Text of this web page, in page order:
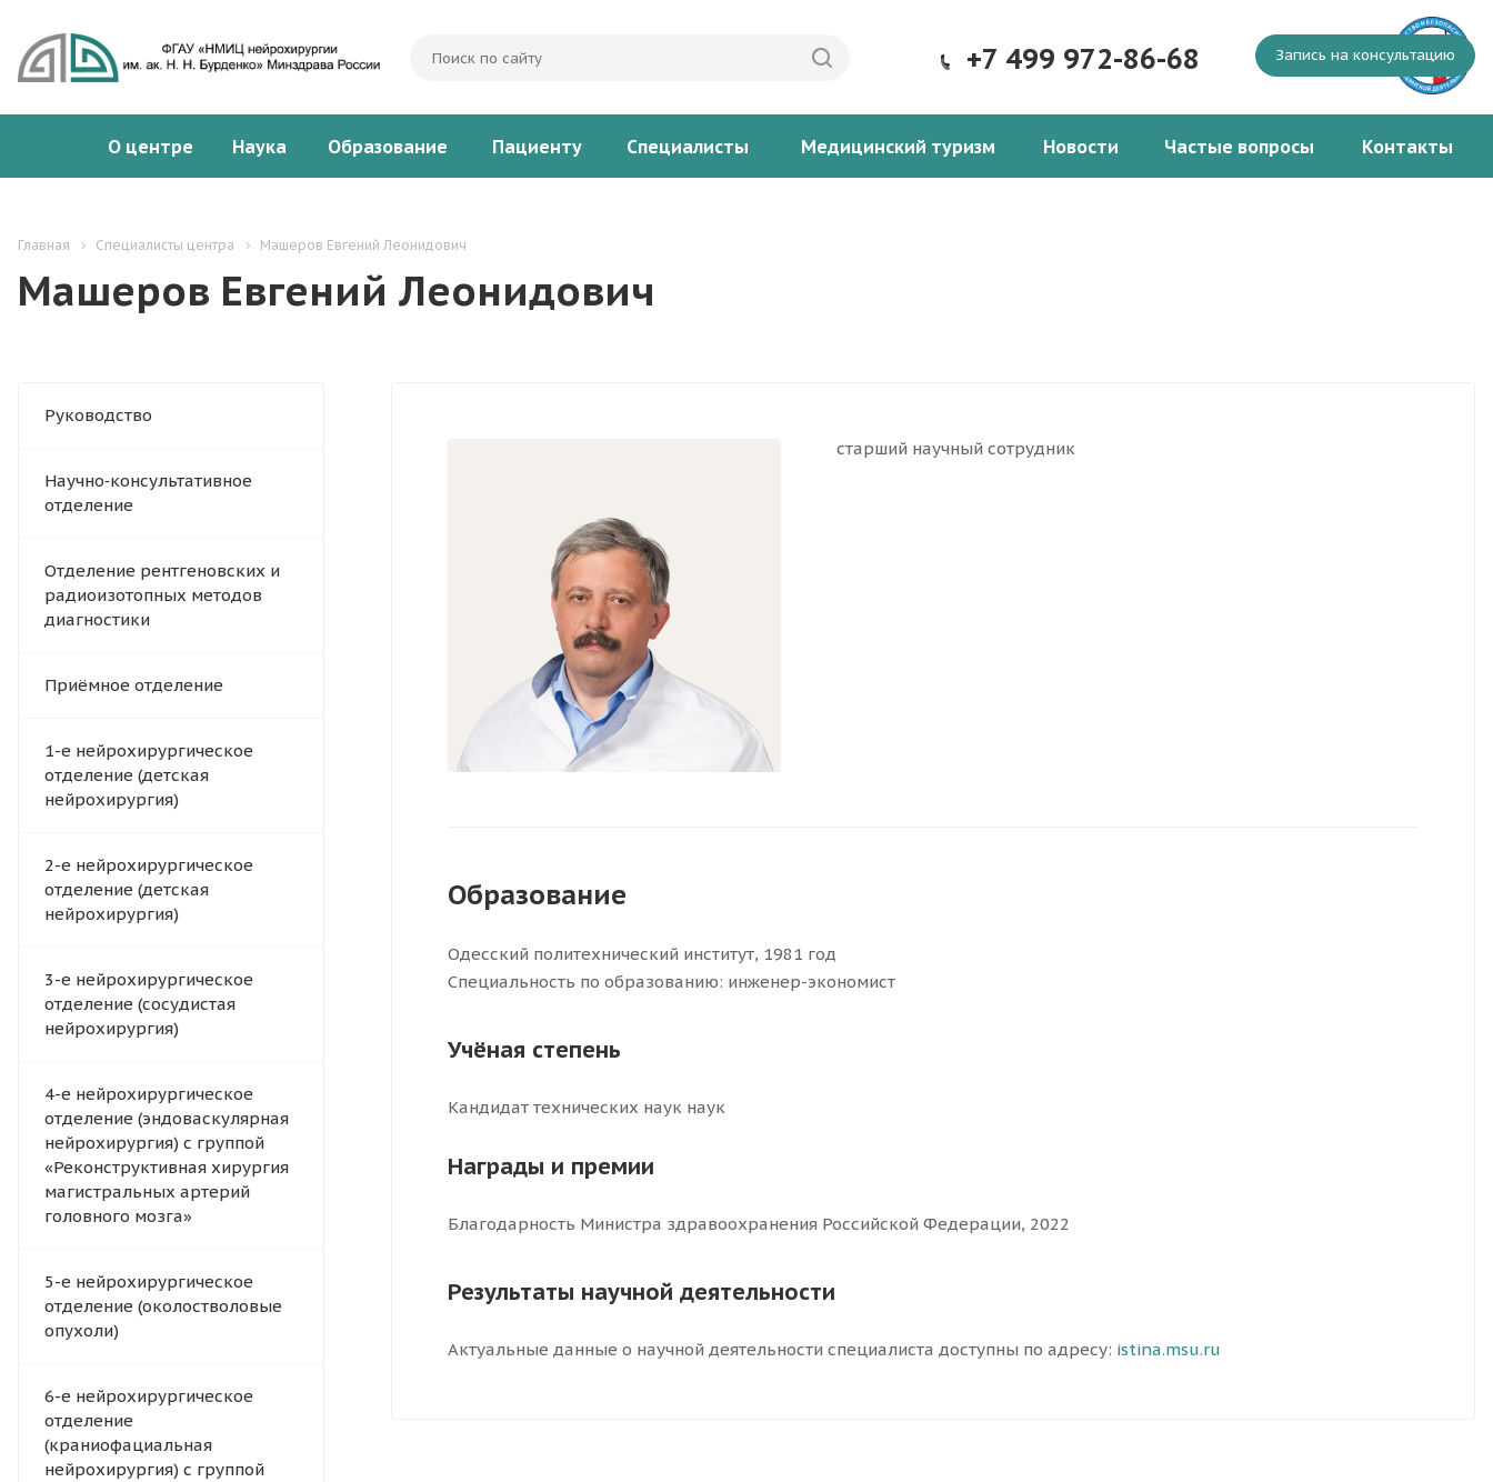
Запись на консультацию
+7 499 972-86-68
О центре Наука Образование Пациенту Специалисты Медицинский туризм Новости Частые вопросы Контакты
Главная Специалисты центра Машеров Евгений Леонидович
Машеров Евгений Леонидович
Руководство
Научно‑консультативное
отделение
Отделение рентгеновских и
радиоизотопных методов
диагностики
Приёмное отделение
1-е нейрохирургическое
отделение (детская
нейрохирургия)
2-е нейрохирургическое
отделение (детская
нейрохирургия)
3-е нейрохирургическое
отделение (сосудистая
нейрохирургия)
4-e нейрохирургическое
отделение (эндоваскулярная
нейрохирургия) с группой
«Реконструктивная хирургия
магистральных артерий
головного мозга»
5-е нейрохирургическое
отделение (околостволовые
опухоли)
6-е нейрохирургическое
отделение
(краниофациальная
нейрохирургия) с группой
старший научный сотрудник
Образование
Одесский политехнический институт, 1981 год
Специальность по образованию: инженер-экономист
Учёная степень
Кандидат технических наук наук
Награды и премии
Благодарность Министра здравоохранения Российской Федерации, 2022
Результаты научной деятельности
Актуальные данные о научной деятельности специалиста доступны по адресу: istina.msu.ru